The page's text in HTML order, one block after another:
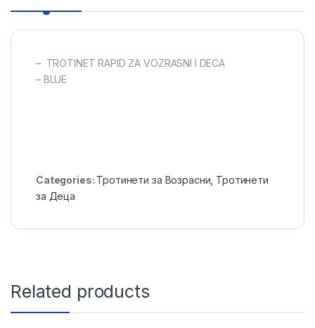
– TROTINET RAPID ZA VOZRASNI I DECA
– BLUE
Categories: Тротинети за Возрасни Тротинети
за Деца
Related products